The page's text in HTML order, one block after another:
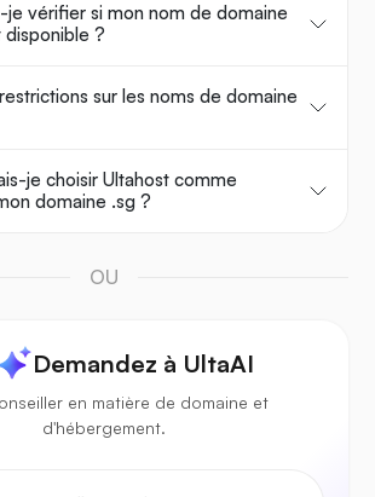
je vérifier si mon nom de domaine
?
sur les noms de domaine
je choisir Ultahost comme
domaine .sg ?
OU
Demandez à UltaAI
en matière de domaine et
d'hébergement.